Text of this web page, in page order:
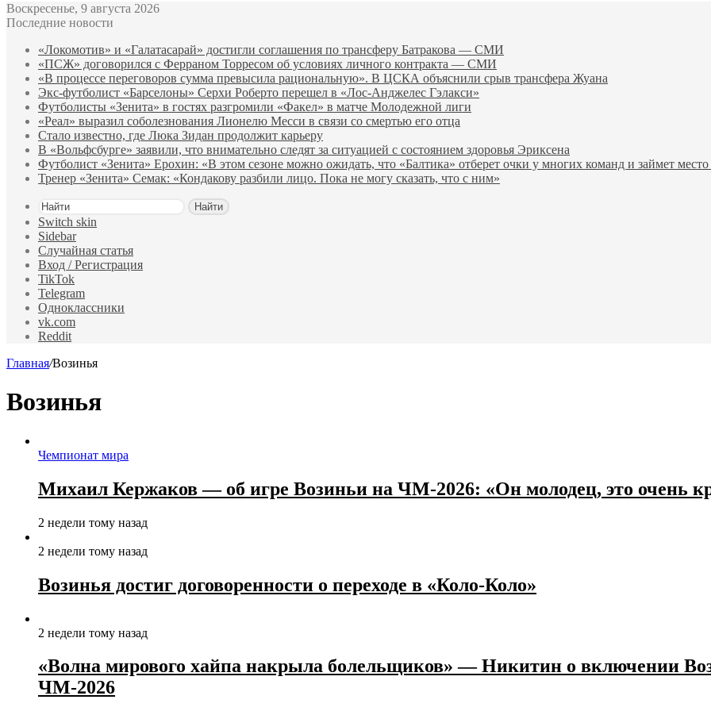
Воскресенье, 9 августа 2026
Последние новости
«Локомотив» и «Галатасарай» достигли соглашения по трансферу Батракова — СМИ
«ПСЖ» договорился с Ферраном Торресом об условиях личного контракта — СМИ
«В процессе переговоров сумма превысила рациональную». В ЦСКА объяснили срыв трансфера Жуана
Экс‑футболист «Барселоны» Серхи Роберто перешел в «Лос‑Анджелес Гэлакси»
Футболисты «Зенита» в гостях разгромили «Факел» в матче Молодежной лиги
«Реал» выразил соболезнования Лионелю Месси в связи со смертью его отца
Стало известно, где Люка Зидан продолжит карьеру
В «Вольфсбурге» заявили, что внимательно следят за ситуацией с состоянием здоровья Эриксена
Футболист «Зенита» Ерохин: «В этом сезоне можно ожидать, что «Балтика» отберет очки у многих команд и займет место
Тренер «Зенита» Семак: «Кондакову разбили лицо. Пока не могу сказать, что с ним»
Найти
Switch skin
Sidebar
Случайная статья
Вход / Регистрация
TikTok
Telegram
Одноклассники
vk.com
Reddit
Главная/Возинья
Возинья
Чемпионат мира
Михаил Кержаков — об игре Возиньи на ЧМ‑2026: «Он молодец, это очень
2 недели тому назад
2 недели тому назад
Возинья достиг договоренности о переходе в «Коло‑Коло»
2 недели тому назад
«Волна мирового хайпа накрыла болельщиков» — Никитин о включении
ЧМ‑2026